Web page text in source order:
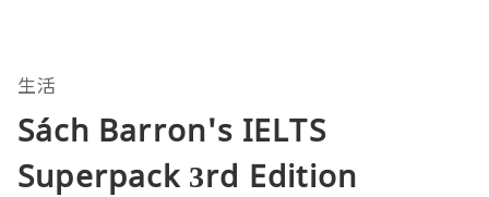
生活
Sách Barron's IELTS
Superpack 3rd Edition